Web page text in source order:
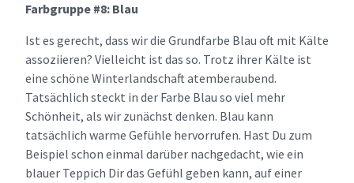
Farbgruppe #8: Blau
Ist es gerecht, dass wir die Grundfarbe Blau oft mit Kälte
assoziieren? Vielleicht ist das so. Trotz ihrer Kälte ist
eine schöne Winterlandschaft atemberaubend.
Tatsächlich steckt in der Farbe Blau so viel mehr
Schönheit, als wir zunächst denken. Blau kann
tatsächlich warme Gefühle hervorrufen. Hast Du zum
Beispiel schon einmal darüber nachgedacht, wie ein
blauer Teppich Dir das Gefühl geben kann, auf einer